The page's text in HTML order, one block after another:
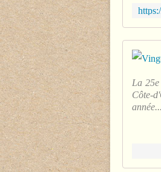
La
Côte-
année...